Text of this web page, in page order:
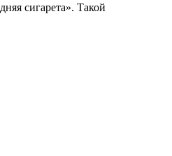
сигарета». Такой